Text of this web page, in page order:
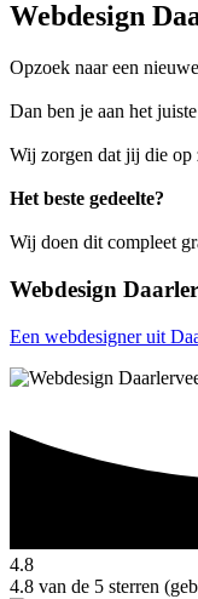
Webdesign
Opzoek naar een
Dan ben je aan het
Wij zorgen dat jij die op
Het beste gedeelte?
Wij doen dit compleet
Webdesign
Een webdesigner uit
4.8
4.8 van de 5 sterren